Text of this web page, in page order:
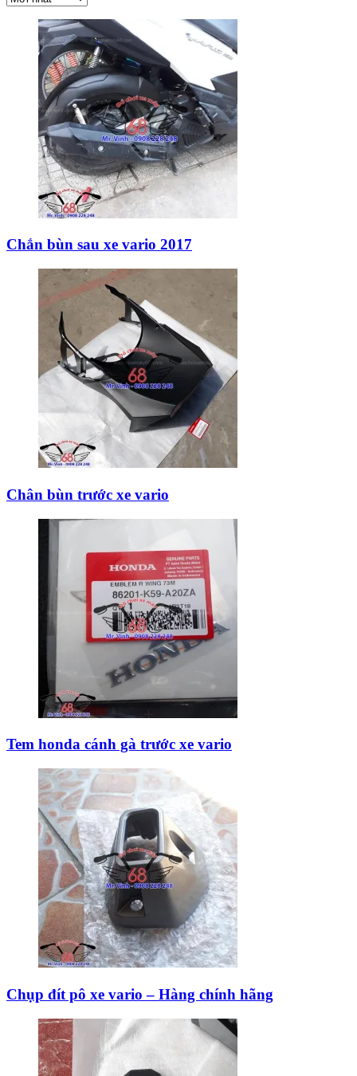
Chắn bùn sau xe vario 2017
Chân bùn trước xe vario
Tem honda cánh gà trước xe vario
Chụp đít pô xe vario – Hàng chính hãng